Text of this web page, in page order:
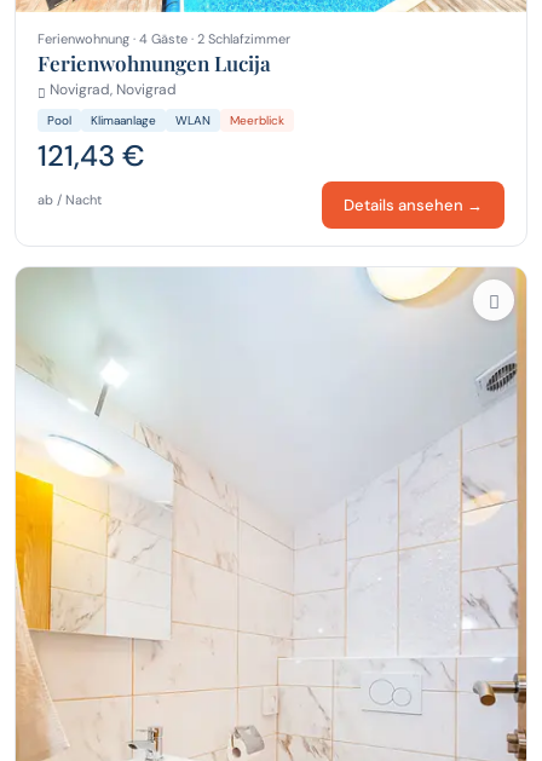
Ferienwohnung · 4 Gäste · 2 Schlafzimmer
Ferienwohnungen Lucija
Novigrad, Novigrad
Pool Klimaanlage WLAN Meerblick
121,43 €
ab / Nacht Details ansehen →